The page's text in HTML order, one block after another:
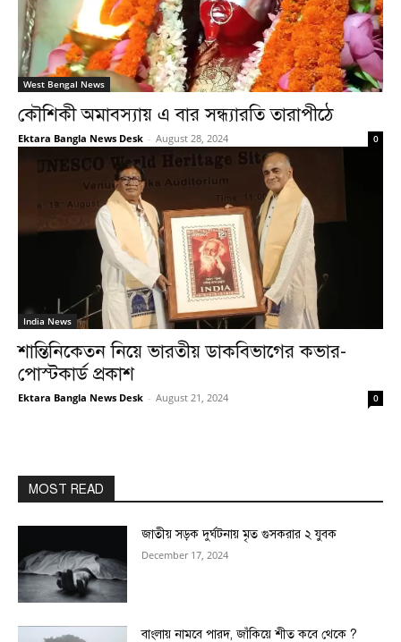
West Bengal News
কৌশিকী অমাবস্যায় এ বার সন্ধ্যারতি তারাপীঠে
Ektara Bangla News Desk - August 28, 2024 0
India News
শান্তিনিকেতন নিয়ে ভারতীয় ডাকবিভাগের কভার-
পোস্টকার্ড প্রকাশ
Ektara Bangla News Desk - August 21, 2024 0
MOST READ
জাতীয় সড়ক দুর্ঘটনায় মৃত গুসকরার ২ যুবক
December 17, 2024
বাংলায় নামবে পারদ, জাঁকিয়ে শীত কবে থেকে ?